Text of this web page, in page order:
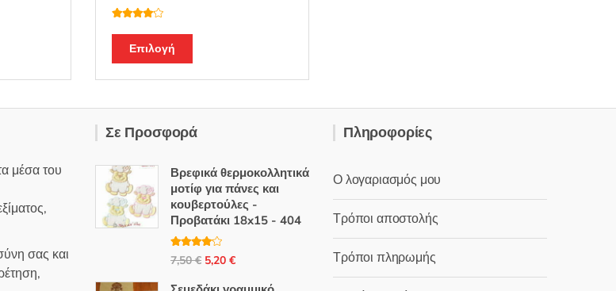
γήθηκε με
4.00από
Επιλογή
το
προϊόν
παραλλαγές.
επιλογές
μπορούν
να
επιλεγούν
στη
σελίδα
μέσα του
σας και
Σε Προσφορά
Βρεφικά θερμοκολλητικά
μοτίφ για πάνες και
κουβερτούλες -
Προβατάκι 18x15 - 404
Βαθμολο
γήθηκε με
5
7,50€ Original
5,20 €Η
Πληροφορίες
Ο λογαριασμός μου
Τρόποι αποστολής
Τρόποι πληρωμής